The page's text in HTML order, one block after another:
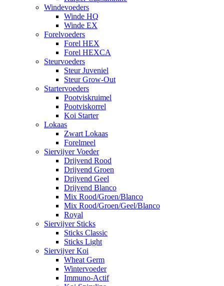
Windevoeders
Winde HQ
Winde EX
Forelvoeders
Forel HEX
Forel HEXCA
Steurvoeders
Steur Juveniel
Steur Grow-Out
Startervoeders
Pootviskruimel
Pootviskorrel
Koi Starter
Lokaas
Zwart Lokaas
Forelmeel
Siervijver Voeder
Drijvend Rood
Drijvend Groen
Drijvend Geel
Drijvend Blanco
Mix Rood/Groen/Blanco
Mix Rood/Groen/Geel/Blanco
Royal
Siervijver Sticks
Sticks Classic
Sticks Light
Siervijver Koi
Wheat Germ
Wintervoeder
Immuno-Actif